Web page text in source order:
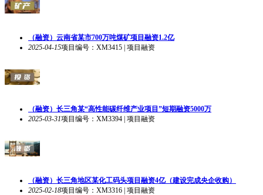
（融资）云南省某市700万吨煤矿项目融资1.2亿
2025-04-15项目编号：XM3415 | 项目融资
（融资）长三角某“高性能碳纤维产业项目”短期融资5000万
2025-03-31项目编号：XM3394 | 项目融资
（融资）长三角地区某化工码头项目融资4亿（建设完成央企收购）
2025-02-18项目编号：XM3316 | 项目融资